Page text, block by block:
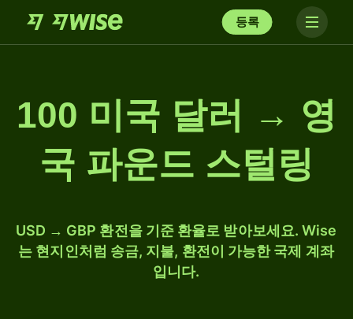
등록
100 미국 달러 → 영
국 파운드 스털링
USD → GBP 환전을 기준 환율로 받아보세요. Wise
는 현지인처럼 송금, 지불, 환전이 가능한 국제 계좌
입니다.